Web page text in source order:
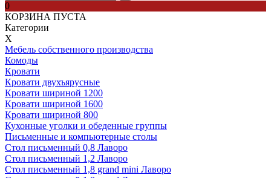
0
КОРЗИНА ПУСТА
Категории
Х
Мебель собственного производства
Комоды
Кровати
Кровати двухъярусные
Кровати шириной 1200
Кровати шириной 1600
Кровати шириной 800
Кухонные уголки и обеденные группы
Письменные и компьютерные столы
Стол письменный 0,8 Лаворо
Стол письменный 1,2 Лаворо
Стол письменный 1,8 grand mini Лаворо